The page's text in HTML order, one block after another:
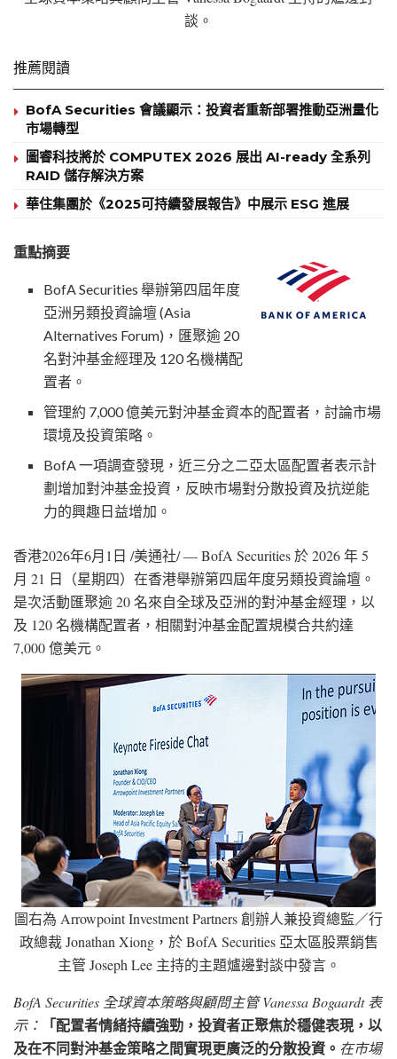
談。
推薦閱讀
BofA Securities 會議顯示：投資者重新部署推動亞洲量化
市場轉型
圖睿科技將於 COMPUTEX 2026 展出 AI-ready 全系列
RAID 儲存解決方案
華住集團於《2025可持續發展報告》中展示 ESG 進展
重點摘要
BofA Securities 舉辦第四屆年度
亞洲另類投資論壇 (Asia
Alternatives Forum)，匯聚逾 20
名對沖基金經理及 120 名機構配
置者。
管理約 7,000 億美元對沖基金資本的配置者，討論市場
環境及投資策略。
BofA 一項調查發現，近三分之二亞太區配置者表示計
劃增加對沖基金投資，反映市場對分散投資及抗逆能
力的興趣日益增加。
香港2026年6月1日 /美通社/ — BofA Securities 於 2026 年 5
月 21 日（星期四）在香港舉辦第四屆年度另類投資論壇。
是次活動匯聚逾 20 名來自全球及亞洲的對沖基金經理，以
及 120 名機構配置者，相關對沖基金配置規模合共約達
7,000 億美元。
圖右為 Arrowpoint Investment Partners 創辦人兼投資總監／行
政總裁 Jonathan Xiong，於 BofA Securities 亞太區股票銷售
主管 Joseph Lee 主持的主題爐邊對談中發言。
BofA Securities 全球資本策略與顧問主管 Vanessa Bogaardt 表
示：
「配置者情緒持續強勁，投資者正聚焦於穩健表現，以
及在不同對沖基金策略之間實現更廣泛的分散投資。 在市場